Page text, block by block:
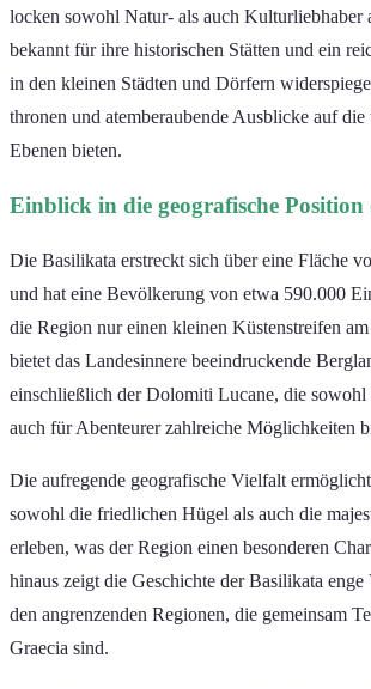
locken sowohl Natur- als auch Kulturliebhaber
bekannt für ihre historischen Stätten und ein
in den kleinen Städten und Dörfern
thronen und atemberaubende Ausblicke auf die
Ebenen bieten.
Einblick in die geografische
Die Basilikata erstreckt sich über eine Fläche
und hat eine Bevölkerung von etwa 590.000
die Region nur einen kleinen Küstenstreifen
bietet das Landesinnere beeindruckende
einschließlich der Dolomiti Lucane, die sowohl
auch für Abenteurer zahlreiche Möglichkeiten
Die aufregende geografische Vielfalt
sowohl die friedlichen Hügel als auch die
erleben, was der Region einen besonderen
hinaus zeigt die Geschichte der Basilikata
den angrenzenden Regionen, die gemeinsam
Graecia sind.